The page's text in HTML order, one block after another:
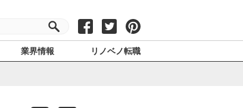
業界情報 リノベノ転職